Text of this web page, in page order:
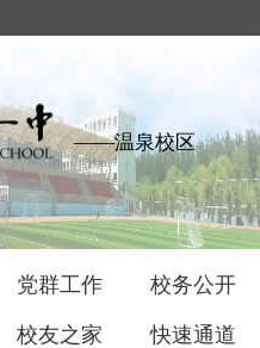
——温泉校区
党群工作 校务公开
校友之家 快速通道